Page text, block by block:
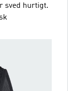
sved hurtigt.